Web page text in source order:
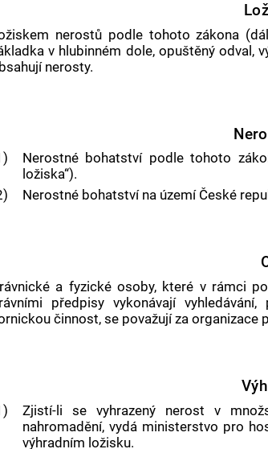
nerostů podle tohoto zákona
v hlubinném dole, opuštěný odval,
nerosty.
Nerostné bohatství podle tohoto
ložiska“).
Nerostné bohatství na území České
a fyzické osoby, které v rámci
předpisy vykonávají
činnost, se považují za organizace
Zjistí-li se vyhrazený nerost v
nahromadění, vydá ministerstvo pro
výhradním ložisku.